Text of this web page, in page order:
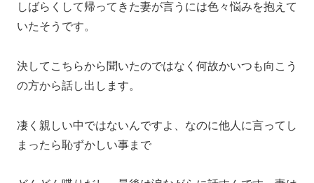
しばらくして帰ってきた妻が言うには色々悩みを抱えて
いたそうです。
決してこちらから聞いたのではなく何故かいつも向こう
の方から話し出します。
凄く親しい中ではないんですよ、なのに他人に言ってし
まったら恥ずかしい事まで